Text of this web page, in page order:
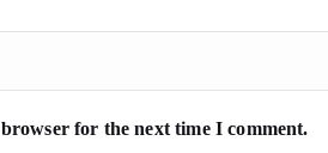
for the next time I comment.